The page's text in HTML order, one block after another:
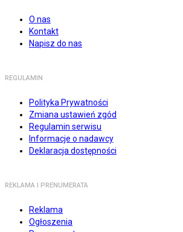
O nas
Kontakt
Napisz do nas
REGULAMIN
Polityka Prywatności
Zmiana ustawień zgód
Regulamin serwisu
Informacje o nadawcy
Deklaracja dostępności
REKLAMA I PRENUMERATA
Reklama
Ogłoszenia